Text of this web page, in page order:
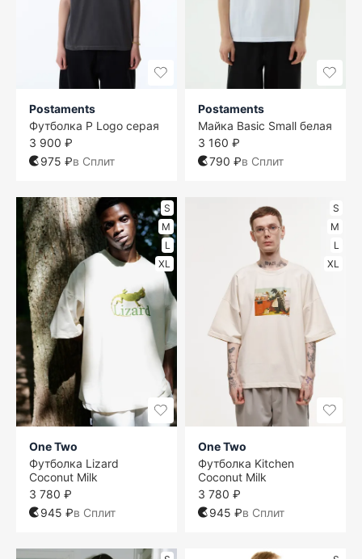
Postaments
Футболка P Logo серая
3 900 ₽
975 ₽в Сплит
Postaments
Майка Basic Small белая
3 160 ₽
790 ₽в Сплит
S
M
L
XL
One Two
Футболка Lizard
Coconut Milk
3 780 ₽
945 ₽в Сплит
S
M
L
XL
One Two
Футболка Kitchen
Coconut Milk
3 780 ₽
945 ₽в Сплит